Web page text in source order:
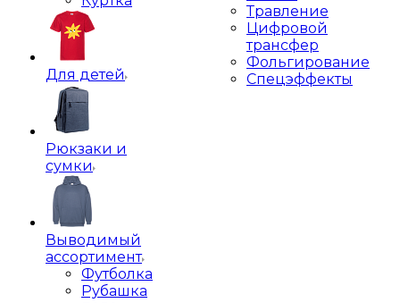
Для детей
Рюкзаки и
сумки
Выводимый
ассортимент
Футболка
Рубашка
Травление
Цифровой
трансфер
Фольгирование
Спецэффекты